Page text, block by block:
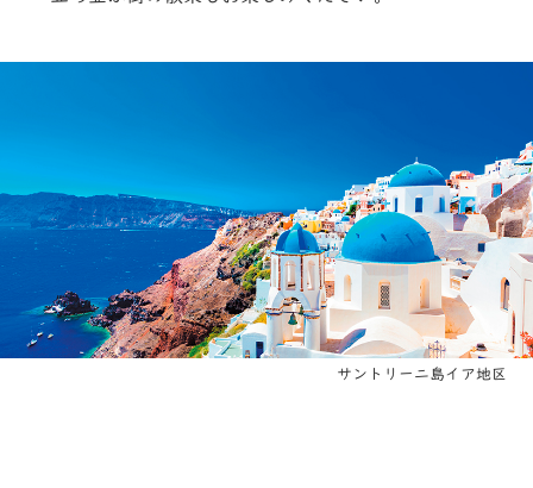
サントリーニ島イア地区